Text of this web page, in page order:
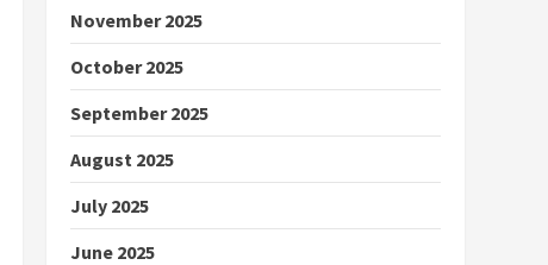
November 2025
October 2025
September 2025
August 2025
July 2025
June 2025